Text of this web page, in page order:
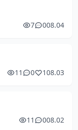
7 008.04
11 0 108.03
11 008.02